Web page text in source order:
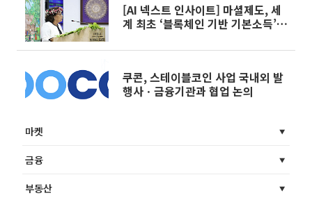
[AI 넥스트 인사이트] 마셜제도, 세
계 최초 ‘블록체인 기반 기본소득’
쿠콘, 스테이블코인 사업 국내외 발
행사ㆍ금융기관과 협업 논의
마켓
금융
부동산